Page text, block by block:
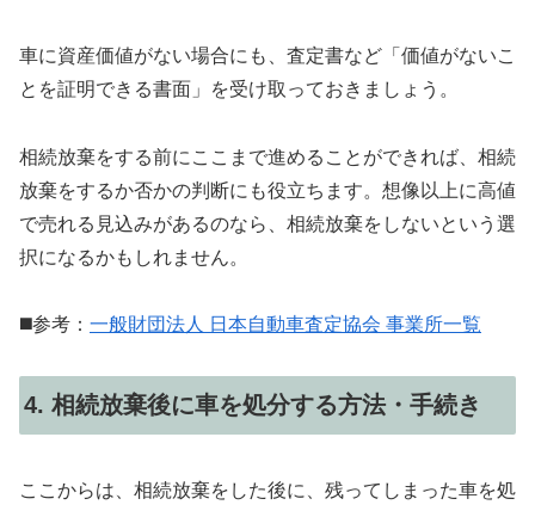
車に資産価値がない場合にも、査定書など「価値がないこ
とを証明できる書面」を受け取っておきましょう。
相続放棄をする前にここまで進めることができれば、相続
放棄をするか否かの判断にも役立ちます。想像以上に高値
で売れる見込みがあるのなら、相続放棄をしないという選
択になるかもしれません。
◼️参考： 一般財団法人 日本自動車査定協会 事業所一覧
4. 相続放棄後に車を処分する方法・手続き
ここからは、相続放棄をした後に、残ってしまった車を処